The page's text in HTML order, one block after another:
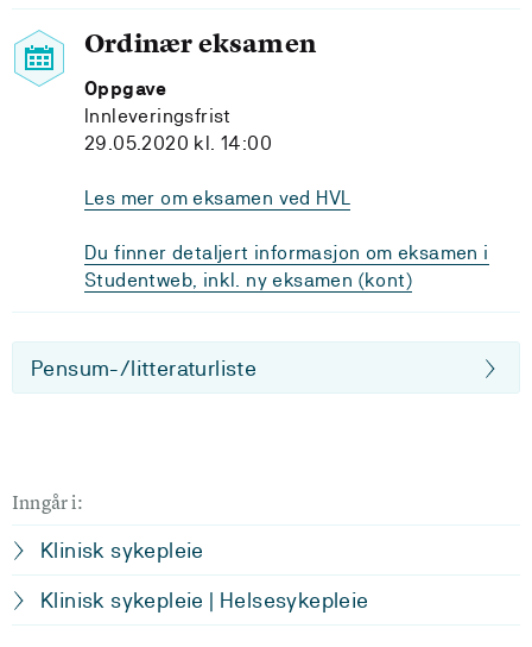
Ordinær eksamen
Oppgave
Innleveringsfrist
29.05.2020 kl. 14:00
Les mer om eksamen ved HVL
Du finner detaljert informasjon om eksamen i
Studentweb, inkl. ny eksamen (kont)
Pensum-/litteraturliste
Inngår i:
Klinisk sykepleie
Klinisk sykepleie | Helsesykepleie